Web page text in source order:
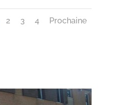
2 3 4 Prochaine